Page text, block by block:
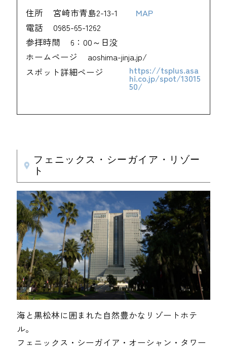
住所 宮崎市青島2-13-1
MAP
電話
0985-65-1262
参拝時間
6：00～日没
ホームページ
aoshima-jinja.jp/
スポット詳細ページ
https://tsplus.asa
hi.co.jp/spot/13015
50/
フェニックス・シーガイア・リゾー
ト
海と黒松林に囲まれた自然豊かなリゾートホテ
ル。
フェニックス・シーガイア・オーシャン・タワー